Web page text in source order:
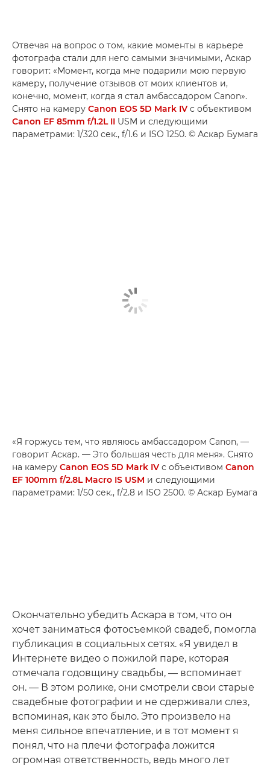
Отвечая на вопрос о том, какие моменты в карьере
фотографа стали для него самыми значимыми, Аскар
говорит: «Момент, когда мне подарили мою первую
камеру, получение отзывов от моих клиентов и,
конечно, момент, когда я стал амбассадором Canon».
Снято на камеру Canon EOS 5D Mark IV с объективом
Canon EF 85mm f/1.2L II USM и следующими
параметрами: 1/320 сек., f/1.6 и ISO 1250. © Аскар Бумага
«Я горжусь тем, что являюсь амбассадором Canon, —
говорит Аскар. — Это большая честь для меня». Снято
на камеру Canon EOS 5D Mark IV с объективом Canon
EF 100mm f/2.8L Macro IS USM и следующими
параметрами: 1/50 сек., f/2.8 и ISO 2500. © Аскар Бумага
Окончательно убедить Аскара в том, что он
хочет заниматься фотосъемкой свадеб, помогла
публикация в социальных сетях. «Я увидел в
Интернете видео о пожилой паре, которая
отмечала годовщину свадьбы, — вспоминает
он. — В этом ролике, они смотрели свои старые
свадебные фотографии и не сдерживали слез,
вспоминая, как это было. Это произвело на
меня сильное впечатление, и в тот момент я
понял, что на плечи фотографа ложится
огромная ответственность, ведь много лет